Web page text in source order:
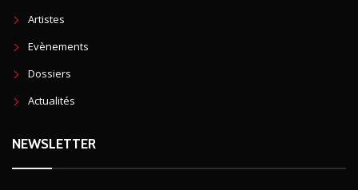
Artistes
Evènements
Dossiers
Actualités
NEWSLETTER